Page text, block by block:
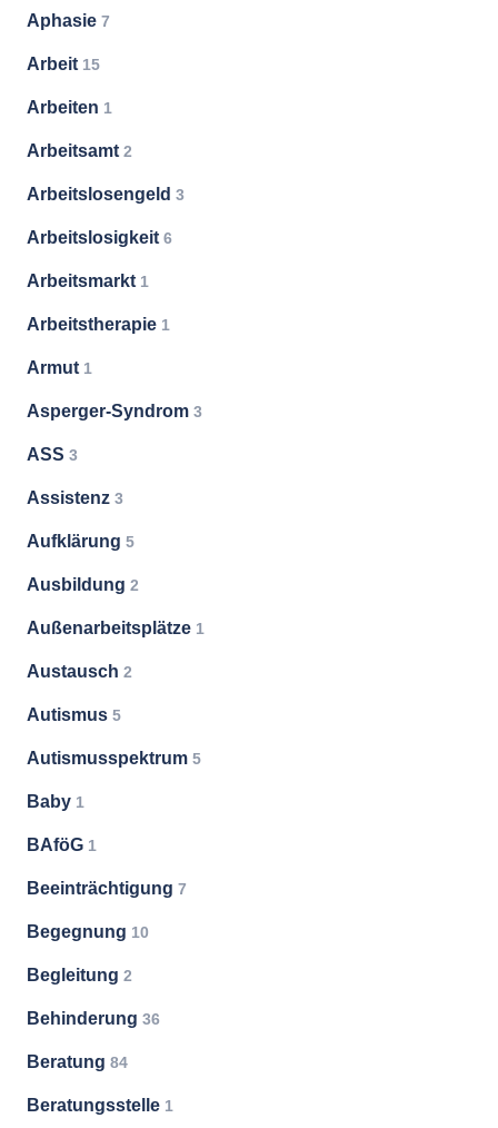
Aphasie 7
Arbeit 15
Arbeiten 1
Arbeitsamt 2
Arbeitslosengeld 3
Arbeitslosigkeit 6
Arbeitsmarkt 1
Arbeitstherapie 1
Armut 1
Asperger-Syndrom 3
ASS 3
Assistenz 3
Aufklärung 5
Ausbildung 2
Außenarbeitsplätze 1
Austausch 2
Autismus 5
Autismusspektrum 5
Baby 1
BAföG 1
Beeinträchtigung 7
Begegnung 10
Begleitung 2
Behinderung 36
Beratung 84
Beratungsstelle 1